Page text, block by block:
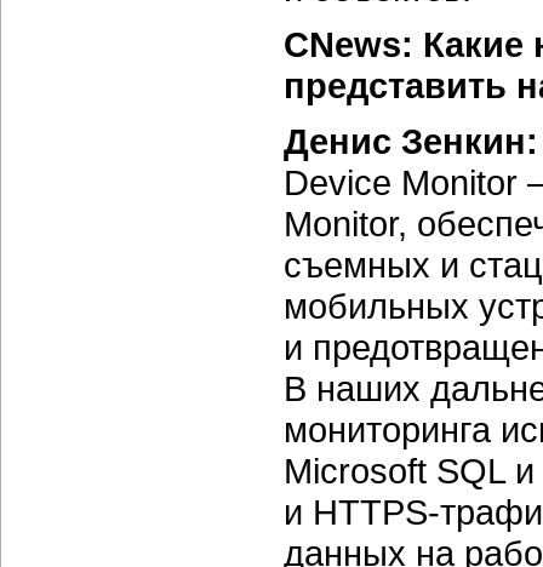
CNews:
представить
Денис
Device
Monitor,
съемных и
мобильных
и
В наших
мониторинга
Microsoft SQL
и HTTPS-
данных на